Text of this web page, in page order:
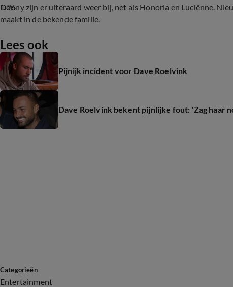
1:26
Donny zijn er uiteraard weer bij, net als Honoria en Luciënne.
maakt in de bekende familie.
Lees ook
Pijnijk incident voor Dave Roelvink
Dave Roelvink bekent pijnlijke fout: 'Zag haar
Categorieën
Entertainment